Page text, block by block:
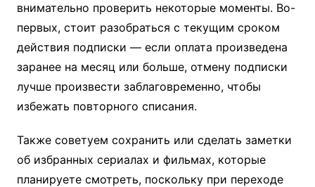
внимательно проверить некоторые моменты. Во-
первых, стоит разобраться с текущим сроком
действия подписки — если оплата произведена
заранее на месяц или больше, отмену подписки
лучше произвести заблаговременно, чтобы
избежать повторного списания.
Также советуем сохранить или сделать заметки
об избранных сериалах и фильмах, которые
планируете смотреть, поскольку при переходе